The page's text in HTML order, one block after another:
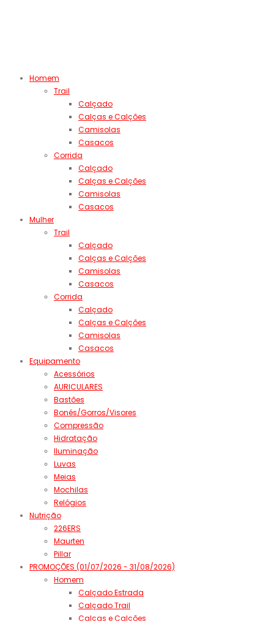
Homem
Trail
Calçado
Calças e Calções
Camisolas
Casacos
Corrida
Calçado
Calças e Calções
Camisolas
Casacos
Mulher
Trail
Calçado
Calças e Calções
Camisolas
Casacos
Corrida
Calçado
Calças e Calções
Camisolas
Casacos
Equipamento
Acessórios
AURICULARES
Bastões
Bonés/Gorros/Visores
Compressão
Hidratação
Iluminação
Luvas
Meias
Mochilas
Relógios
Nutrição
226ERS
Maurten
Pillar
PROMOÇÕES (01/07/2026 - 31/08/2026)
Homem
Calçado Estrada
Calçado Trail
Calças e Calções